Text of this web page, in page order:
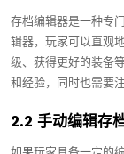
存档编辑器是一种专
辑器，玩家可以直观
级、获得更好的装备
和经验，同时也需要
2.2 手动编辑存